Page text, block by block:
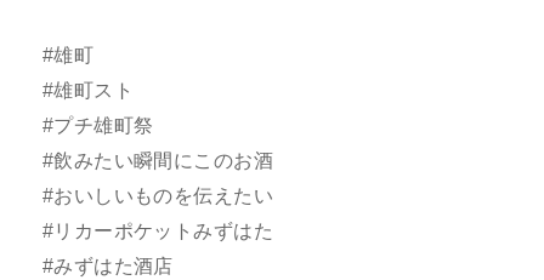
#雄町
#雄町スト
#プチ雄町祭
#飲みたい瞬間にこのお酒
#おいしいものを伝えたい
#リカーポケットみずはた
#みずはた酒店